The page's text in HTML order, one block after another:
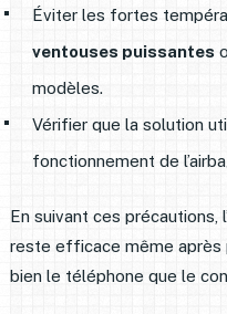
Éviter les fortes
ventouses puissantes
modèles.
Vérifier que la solution
fonctionnement de
En suivant ces précautions, l’
reste efficace même après
bien le téléphone que le